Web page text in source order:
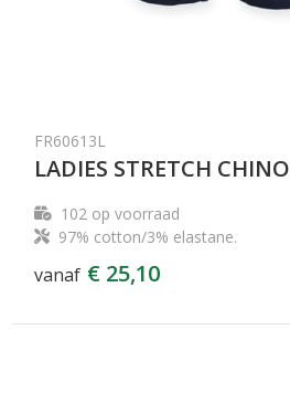
FR60613L
LADIES STRETCH
102op voorraad
97% cotton/3% elastane.
vanaf € 25,10